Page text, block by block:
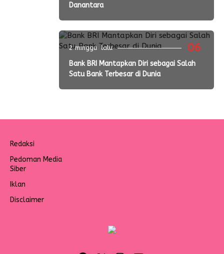
Danantara
06
2 minggu lalu
Bank BRI Mantapkan Diri sebagai Salah
Satu Bank Terbesar di Dunia
Redaksi
Pedoman Media
Siber
Iklan
Disclaimer